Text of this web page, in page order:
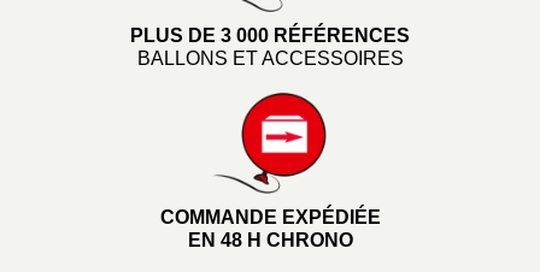
PLUS DE 3 000 RÉFÉRENCES
BALLONS ET ACCESSOIRES
COMMANDE EXPÉDIÉE
EN 48 H CHRONO